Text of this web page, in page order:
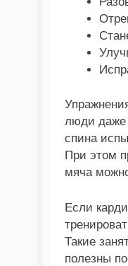
люди даже
спина
При этом
мяча
Если
Такие
полезны